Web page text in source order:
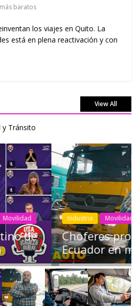
baratos
los viajes en Quito. La
está en plena reactivación y con
View All
y Tránsito
Transporte Varios
mantienen a